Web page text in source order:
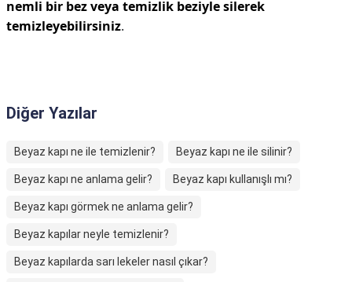
nemli bir bez veya temizlik beziyle silerek
temizleyebilirsiniz.
Diğer Yazılar
Beyaz kapı ne ile temizlenir? Beyaz kapı ne ile silinir?
Beyaz kapı ne anlama gelir? Beyaz kapı kullanışlı mı?
Beyaz kapı görmek ne anlama gelir?
Beyaz kapılar neyle temizlenir?
Beyaz kapılarda sarı lekeler nasıl çıkar?